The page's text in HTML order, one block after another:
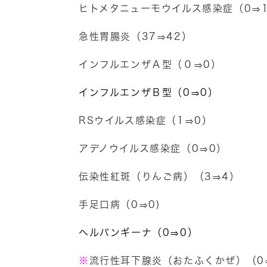
ヒトメタニューモウイルス感染症（0⇒1
急性胃腸炎（37⇒42）
インフルエンザＡ型（０⇒0）
インフルエンザＢ型（0⇒0）
RSウイルス感染症（1⇒0）
アデノウイルス感染症（0⇒0 ）
伝染性紅斑（りんご病）（3⇒4）
手足口病（0⇒0)
ヘルパンギーナ（0⇒0）
※ 流行性耳下腺炎（おたふくかぜ）（